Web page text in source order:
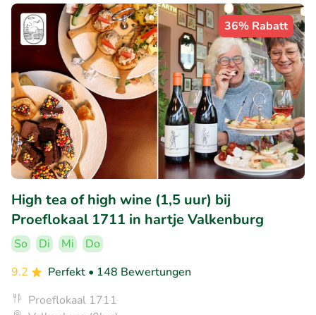
36% Rabatt
High tea of high wine (1,5 uur) bij
Proeflokaal 1711 in hartje Valkenburg
So Di Mi
Do
9.2
Perfekt • 148 Bewertungen
Proeflokaal 1711